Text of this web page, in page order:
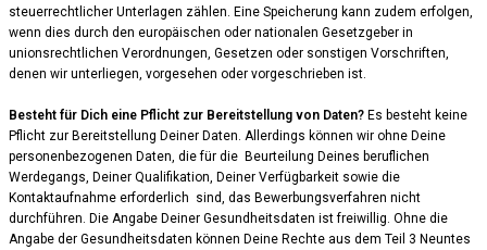
steuerrechtlicher Unterlagen zählen. Eine Speicherung kann zudem erfolgen,
wenn dies durch den europäischen oder nationalen Gesetzgeber in
unionsrechtlichen Verordnungen, Gesetzen oder sonstigen Vorschriften,
denen wir unterliegen, vorgesehen oder vorgeschrieben ist.
Besteht für Dich eine Pflicht zur Bereitstellung von Daten? Es besteht keine
Pflicht zur Bereitstellung Deiner Daten. Allerdings können wir ohne Deine
personenbezogenen Daten, die für die Beurteilung Deines beruflichen
Werdegangs, Deiner Qualifikation, Deiner Verfügbarkeit sowie die
Kontaktaufnahme erforderlich sind, das Bewerbungsverfahren nicht
durchführen. Die Angabe Deiner Gesundheitsdaten ist freiwillig. Ohne die
Angabe der Gesundheitsdaten können Deine Rechte aus dem Teil 3 Neuntes